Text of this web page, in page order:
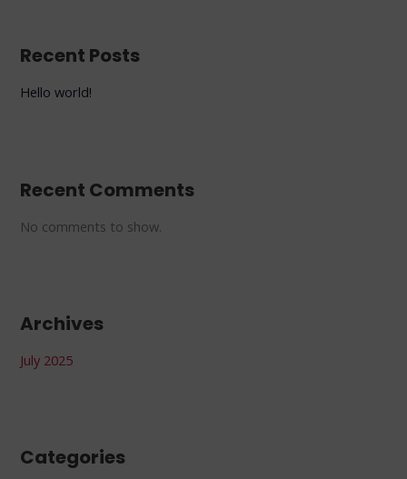
Recent Posts
Hello world!
Recent Comments
No comments to show.
Archives
July 2025
Categories